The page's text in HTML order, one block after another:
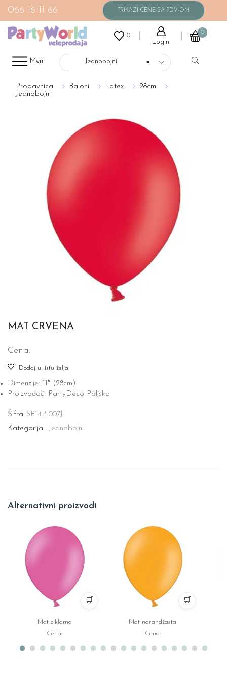
066 16 11 66
0
Login
0
Meni ×
Jednobojni
Prodavnica Baloni Latex
28cm
Jednobojni
MAT CRVENA
Cena:
Dodaj u listu želja
Dimenzije: 11″ (28cm)
Proizvođač: PartyDeco Poljska
Šifra: SB14P-007J
Kategorija:
Jednobojni
Alternativni proizvodi
🛒
Mat ciklama
Cena:
🛒
Mat narandžasta
Cena: